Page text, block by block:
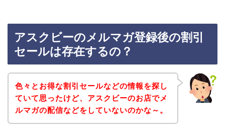
アスクビーのメルマガ登録後の割引
セールは存在するの？
色々とお得な割引セールなどの情報を探し
ていて思ったけど、アスクビーのお店でメ
ルマガの配信などをしていないのかな～。